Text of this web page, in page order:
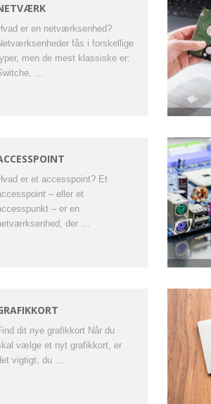
er en netværksenhed?
fås i forskellige
men de mest klassiske er:
…
er et accesspoint? Et
– eller et
– er en
der …
dit nye grafikkort Når du
vælge et nyt grafikkort, er
vigtigt, du …